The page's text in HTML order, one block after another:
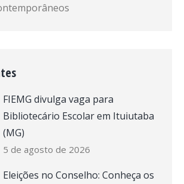
FIEMG divulga vaga para
Bibliotecário Escolar em Ituiutaba
(MG)
5 de agosto de 2026
Eleições no Conselho: Conheça os